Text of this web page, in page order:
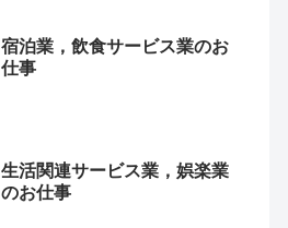
宿泊業，飲食サービス業のお
仕事
生活関連サービス業，娯楽業
のお仕事